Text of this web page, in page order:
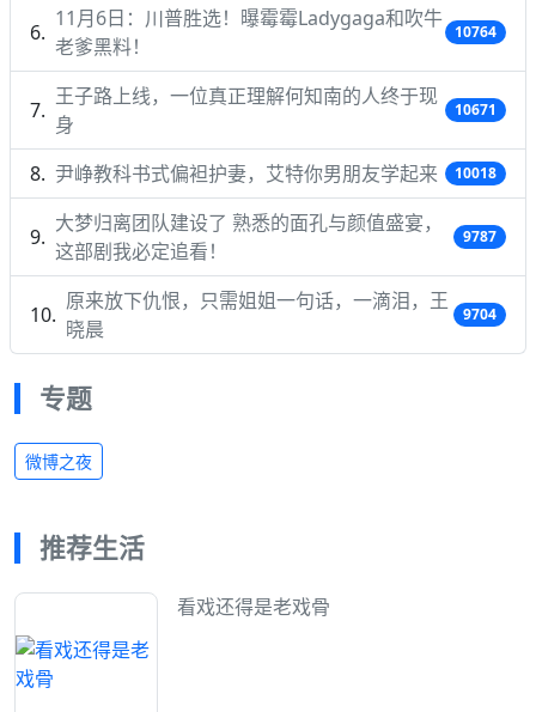
11月6日：川普胜选！曝霉霉Ladygaga和吹牛
老爹黑料！
10764
王子路上线，一位真正理解何知南的人终于现
身
10671
尹峥教科书式偏袒护妻，艾特你男朋友学起来 10018
大梦归离团队建设了 熟悉的面孔与颜值盛宴，
这部剧我必定追看！
9787
原来放下仇恨，只需姐姐一句话，一滴泪，王
晓晨
9704
专题
微博之夜
推荐生活
看戏还得是老戏骨